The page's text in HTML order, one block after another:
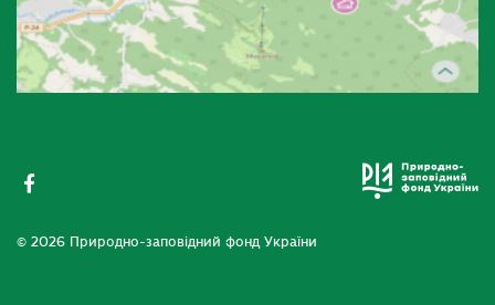
© 2026 Природно-заповідний фонд України